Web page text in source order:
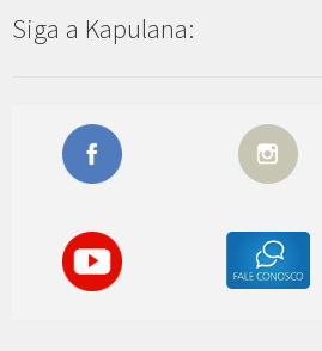
Siga a Kapulana: